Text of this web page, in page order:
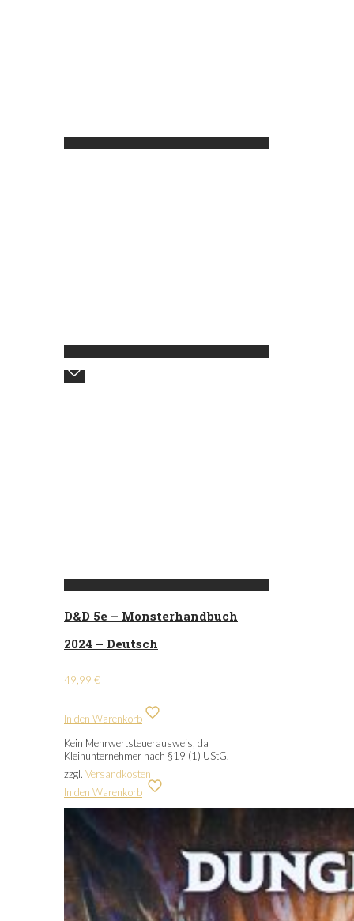
D&D 5e – Monsterhandbuch
2024 – Deutsch
49,99 €
In den Warenkorb
Kein Mehrwertsteuerausweis, da
Kleinunternehmer nach §19 (1) UStG.
zzgl. Versandkosten
In den Warenkorb